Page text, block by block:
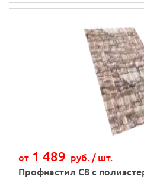
от 1 489 руб. / шт.
Профнастил С8 с